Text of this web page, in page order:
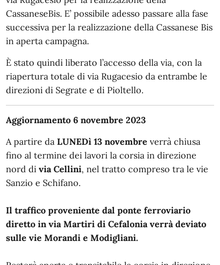
CassaneseBis. E’ possibile adesso passare alla fase
successiva per la realizzazione della Cassanese Bis
in aperta campagna.
È stato quindi liberato l’accesso della via, con la
riapertura totale di via Rugacesio da entrambe le
direzioni di Segrate e di Pioltello.
Aggiornamento 6 novembre 2023
A partire da LUNEDì 13 novembre verrà chiusa
fino al termine dei lavori la corsia in direzione
nord di via Cellini, nel tratto compreso tra le vie
Sanzio e Schifano.
Il traffico proveniente dal ponte ferroviario
diretto in via Martiri di Cefalonia verrà deviato
sulle vie Morandi e Modigliani.